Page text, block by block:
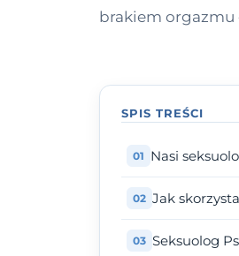
brakiem orgazmu
SPIS TREŚCI
Nasi
Jak
Seksuolog